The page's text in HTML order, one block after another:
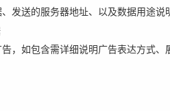
发送的服务器地址、以及数据用途说
，如包含需详细说明广告表达方式、